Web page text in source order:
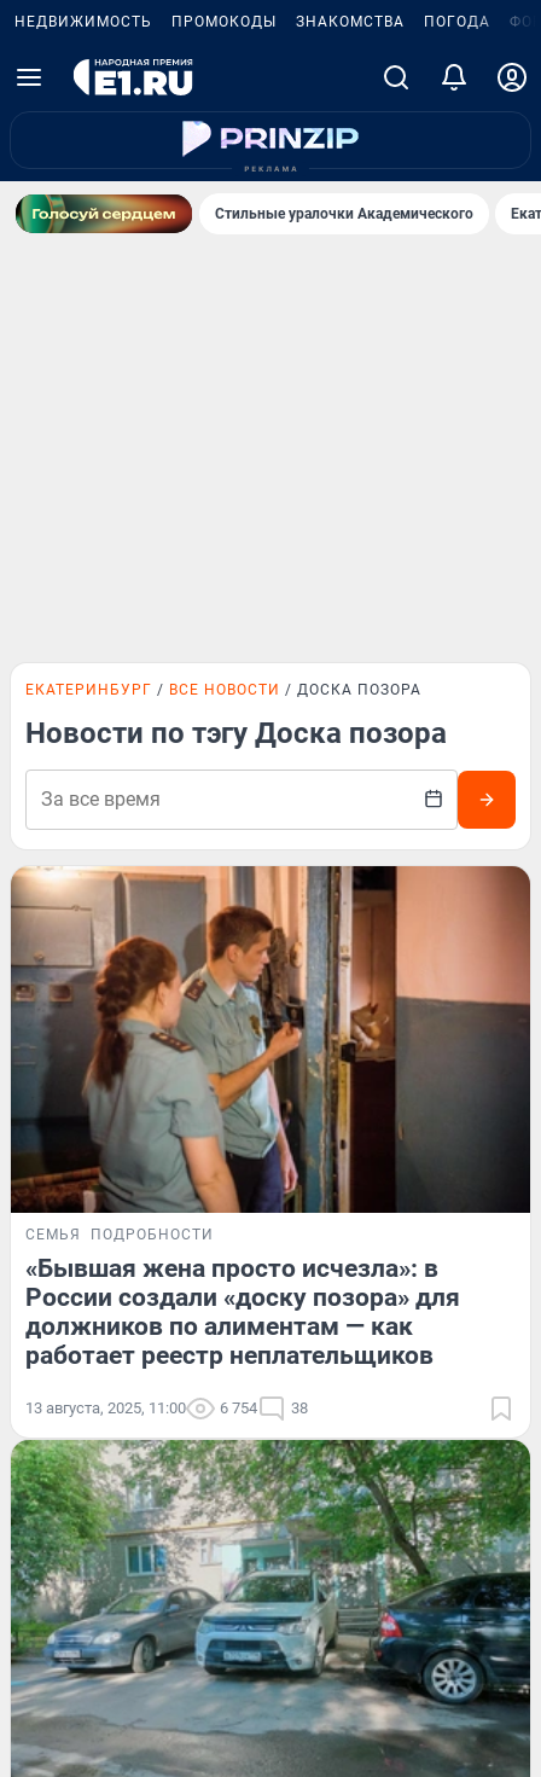
НЕДВИЖИМОСТЬ ПРОМОКОДЫ ЗНАКОМСТВА ПОГОДА
Стильные уралочки Академического
ЕКАТЕРИНБУРГ ВСЕ НОВОСТИ ДОСКА ПОЗОРА
Новости по тэгу Доска позора
СЕМЬЯ ПОДРОБНОСТИ
«Бывшая жена просто исчезла»: в
России создали «доску позора» для
должников по алиментам — как
работает реестр неплательщиков
13 августа, 2025, 11:00 6 754 38